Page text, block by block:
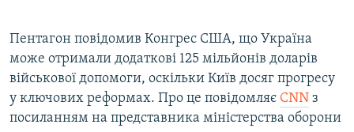
Пентагон повідомив Конгрес США, що Україна
може отримали додаткові 125 мільйонів доларів
військової допомоги, оскільки Київ досяг прогресу
у ключових реформах. Про це повідомляє CNN з
посиланням на представника міністерства оборони